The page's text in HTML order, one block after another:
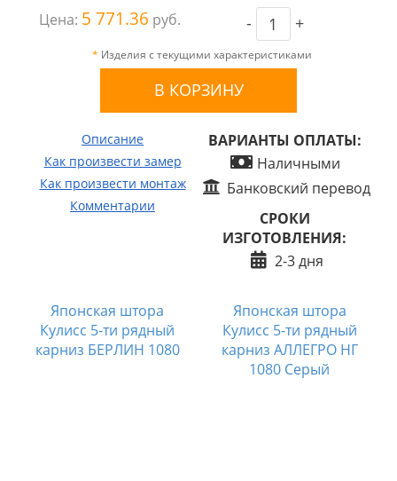
Цена: 5 771.36 руб. - +
* Изделия с текущими характеристиками
Описание
Как произвести замер
Как произвести монтаж
Комментарии
ВАРИАНТЫ ОПЛАТЫ:
Наличными
Банковский перевод
СРОКИ
ИЗГОТОВЛЕНИЯ:
2-3 дня
Японская штора
Кулисс 5-ти рядный
карниз БЕРЛИН 1080
Японская штора
Кулисс 5-ти рядный
карниз АЛЛЕГРО НГ
1080 Серый